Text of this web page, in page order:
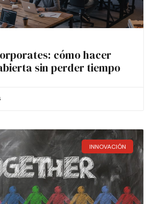
cómo hacer
sin perder tiempo
INNOVACIÓN